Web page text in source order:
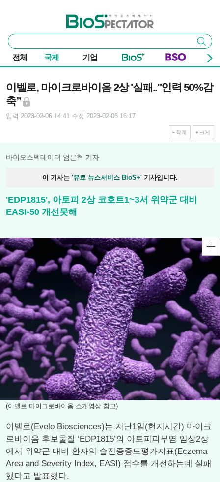
바이오스펙테이터
통
합
검
색
검색
전체 국제 기업
이벨로, 마이크로바이옴 2상 '실패.."인력 50%감
축”
입력 2023-02-06 14:41 수정 2023-02-06 16:17
작게 크게
바이오스펙테이터 엄은혁 기자
이 기사는 '유료 뉴스서비스 BioS+' 기사입니다.
'EDP1815', 아토피 2상 코호트1~3서 위약군 대비
EASI-50 개선못해
(이벨로 마이크로바이옴 소개영상 참고)
이벨로(Evelo Biosciences)는 지난1일(현지시간) 마이크
로바이옴 후보물질 ‘EDP1815’의 아토피피부염 임상2상
에서 위약군 대비 환자의 습진중증도평가지표(Eczema
Area and Severity Index, EASI) 점수를 개선하는데 실패
했다고 발표했다.